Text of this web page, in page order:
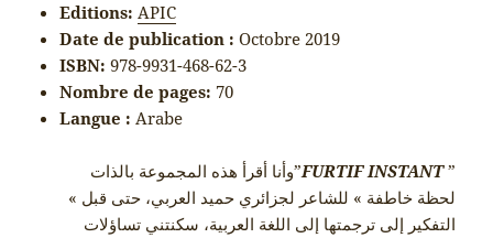
Editions:APIC
Date de publication :Octobre 2019
ISBN:978-9931-468-62-3
Nombre de pages:70
Langue : Arabe
وأنا أقرأ هذه المجموعة بالذات”FURTIF INSTANT”
« لحظة خاطفة » للشاعر لجزائري حميد العربي، حتى قبل
التفكير إلى ترجمتها إلى اللغة العربية، سكنتني تساؤلات